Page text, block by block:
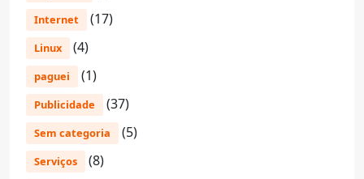
Internet (17)
Linux (4)
paguei (1)
Publicidade (37)
Sem categoria (5)
Serviços (8)